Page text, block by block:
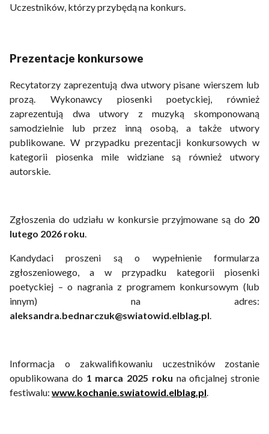
Uczestników, którzy przybędą na konkurs.
Prezentacje konkursowe
Recytatorzy zaprezentują dwa utwory pisane wierszem lub
prozą. Wykonawcy piosenki poetyckiej, również
zaprezentują dwa utwory z muzyką skomponowaną
samodzielnie lub przez inną osobą, a także utwory
publikowane. W przypadku prezentacji konkursowych w
kategorii piosenka mile widziane są również utwory
autorskie.
Zgłoszenia do udziału w konkursie przyjmowane są do 20
lutego 2026 roku.
Kandydaci proszeni są o wypełnienie formularza
zgłoszeniowego, a w przypadku kategorii piosenki
poetyckiej – o nagrania z programem konkursowym (lub
innym) na adres:
aleksandra.bednarczuk@swiatowid.elblag.pl.
Informacja o zakwalifikowaniu uczestników zostanie
opublikowana do 1 marca 2025 roku na oficjalnej stronie
festiwalu: www.kochanie.swiatowid.elblag.pl.